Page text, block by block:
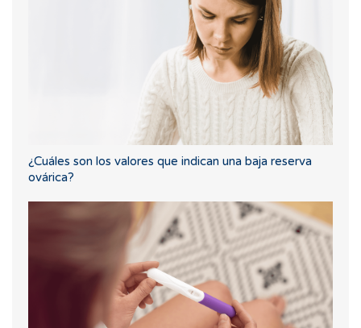
¿Cuáles son los valores que indican una baja reserva
ovárica?